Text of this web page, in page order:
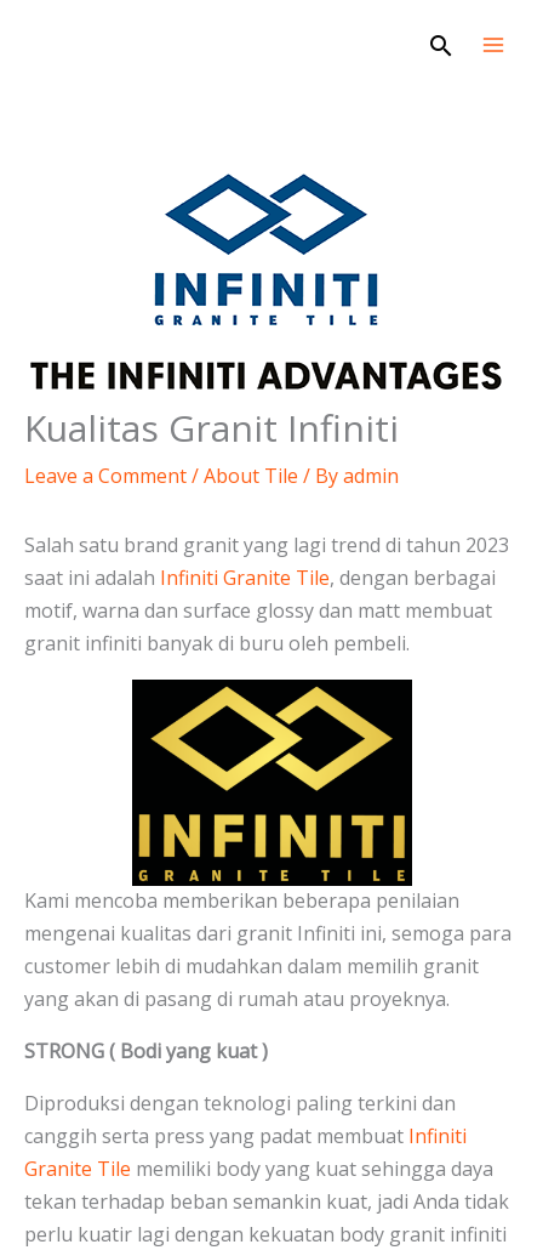
Search
Kualitas Granit Infiniti
Leave a Comment/About Tile / Byadmin
Salah satu brand granit yang lagi trend di tahun 2023
saat ini adalah Infiniti Granite Tile, dengan berbagai
motif, warna dan surface glossy dan matt membuat
granit infiniti banyak di buru oleh pembeli.
Kami mencoba memberikan beberapa penilaian
mengenai kualitas dari granit Infiniti ini, semoga para
customer lebih di mudahkan dalam memilih granit
yang akan di pasang di rumah atau proyeknya.
STRONG ( Bodi yang kuat )
Diproduksi dengan teknologi paling terkini dan
canggih serta press yang padat membuat Infiniti
Granite Tile memiliki body yang kuat sehingga daya
tekan terhadap beban semankin kuat, jadi Anda tidak
perlu kuatir lagi dengan kekuatan body granit infiniti